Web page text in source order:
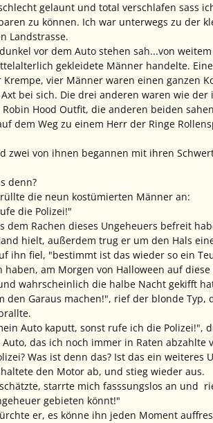
gelaunt und total verschlafen sass
zu können. Ich war unterwegs zu der
Landstrasse.
vor dem Auto stehen sah...von
gekleidete Männer handelte.
vier Männer waren einen ganzen
bei sich. Die drei anderen waren wie
Hood Outfit, die anderen beiden
dem Weg zu einem Herr der Ringe
zwei von ihnen begannen mit ihren
denn?
die neun kostümierten Männer an:
die Polizei!"
Rachen dieses Ungeheuers befreit
hielt, außerdem trug er um den Hals
ihn fiel, "bestimmt ist das wieder so ein
am Morgen von Halloween auf
wahrscheinlich die halbe Nacht gekifft
Garaus machen!", rief der blonde
Auto kaputt, sonst rufe ich die Polizei!",
das ich noch immer in Raten abzahlte
Was ist denn das? Ist das ein weiteres
den Motor ab, und stieg wieder aus.
starrte mich fasssungslos an und
gebieten könnt!"
er, es könne ihn jeden Moment